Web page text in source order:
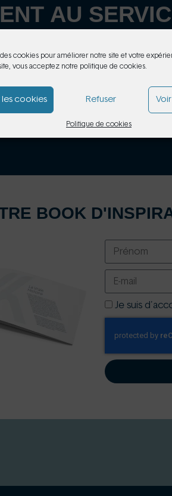
cookies pour améliorer notre site et votre
vous acceptez notre politique de cookies.
cookies Refuser
Politique de cookies
AU
RESTAURANT
BOOK
Je suis